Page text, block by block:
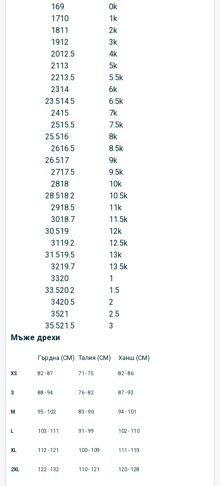
169
0k
1710
1k
1811
2k
1912
3k
2012.5
4k
2113
5k
2213.5
5.5k
2314
6k
23.514.5
6.5k
2415
7k
2515.5
7.5k
25.516
8k
2616.5
8.5k
26.517
9k
2717.5
9.5k
2818
10k
28.518.2
10.5k
2918.5
11k
3018.7
11.5k
30.519
12k
3119.2
12.5k
31.519.5
13k
3219.7
13.5k
3320
1
33.520.2
1.5
3420.5
2
3521
2.5
35.521.5
3
Мъже дрехи
Гърдна (CM) Талия (CM) Ханш (CM)
XS 82 - 87 71 - 75 82 - 86
S 88 - 94 76 - 82 87 - 93
M 95 - 102 83 - 90 94 - 101
L 103 - 111 91 - 99 102 - 110
XL 112 - 121 100 - 109 111 - 119
2XL 122 - 132 110 - 121 120 - 128